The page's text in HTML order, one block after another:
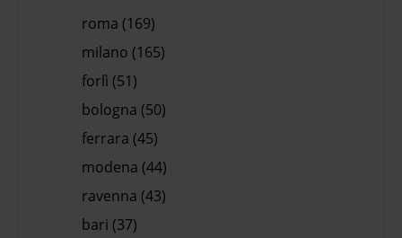
roma (169)
milano (165)
forlì (51)
bologna (50)
ferrara (45)
modena (44)
ravenna (43)
bari (37)